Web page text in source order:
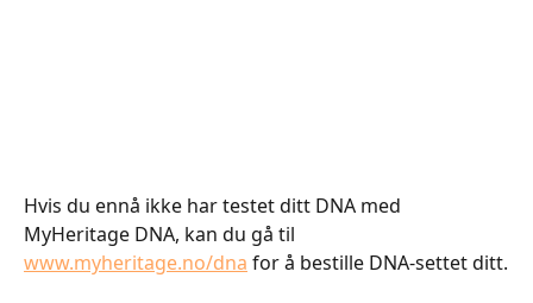
Hvis du ennå ikke har testet ditt DNA med
MyHeritage DNA, kan du gå til
www.myheritage.no/dna for å bestille DNA-settet ditt.